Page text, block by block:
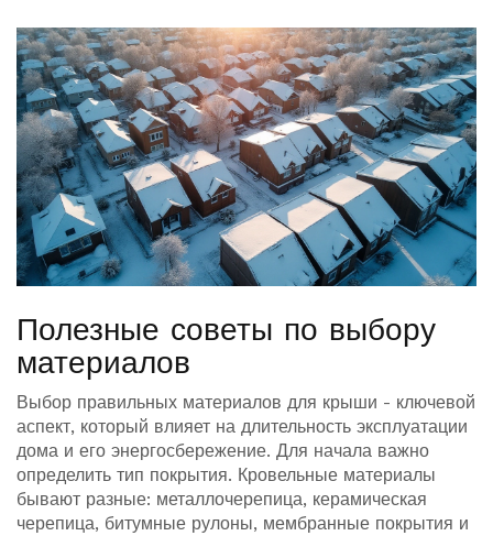
Полезные советы по выбору
материалов
Выбор правильных материалов для крыши - ключевой
аспект, который влияет на длительность эксплуатации
дома и его энергосбережение. Для начала важно
определить тип покрытия. Кровельные материалы
бывают разные: металлочерепица, керамическая
черепица, битумные рулоны, мембранные покрытия и